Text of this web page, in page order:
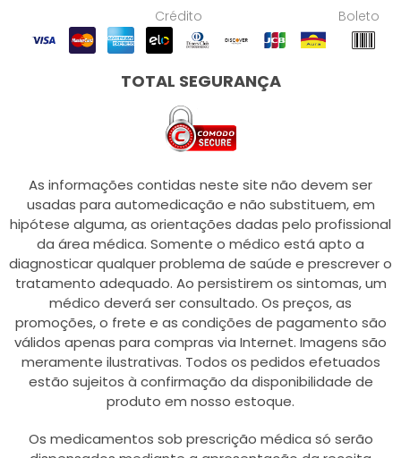
Crédito Boleto
TOTAL SEGURANÇA
As informações contidas neste site não devem ser
usadas para automedicação e não substituem, em
hipótese alguma, as orientações dadas pelo profissional
da área médica. Somente o médico está apto a
diagnosticar qualquer problema de saúde e prescrever o
tratamento adequado. Ao persistirem os sintomas, um
médico deverá ser consultado. Os preços, as
promoções, o frete e as condições de pagamento são
válidos apenas para compras via Internet. Imagens são
meramente ilustrativas. Todos os pedidos efetuados
estão sujeitos à confirmação da disponibilidade de
produto em nosso estoque.
Os medicamentos sob prescrição médica só serão